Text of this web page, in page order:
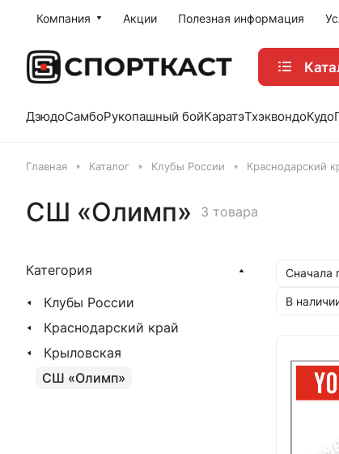
Компания Акции Полезная информация
ДзюдоСамбоРукопашный бойКаратэТхэквондоКудо
Главная Каталог Клубы России Краснодарский
СШ «Олимп» 3 товара
Сначала
В
Категория
Клубы России
Краснодарский край
Крыловская
СШ «Олимп»